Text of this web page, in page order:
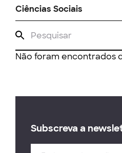
Ciências Sociais
Não foram encontrados
Subscreva a